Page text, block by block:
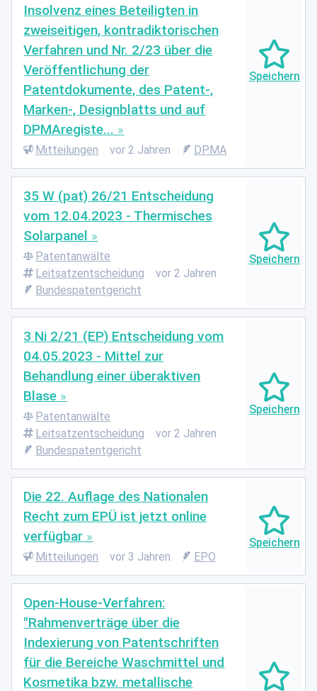
Insolvenz eines Beteiligten in
zweiseitigen, kontradiktorischen
Verfahren und Nr. 2/23 über die
Veröffentlichung der
Patentdokumente, des Patent-,
Marken-, Designblatts und auf
DPMAregiste...
Mitteilungen vor 2 Jahren DPMA
35 W (pat) 26/21 Entscheidung
vom 12.04.2023 - Thermisches
Solarpanel
Patentanwälte
Leitsatzentscheidung
vor 2 Jahren
Bundespatentgericht
3 Ni 2/21 (EP) Entscheidung vom
04.05.2023 - Mittel zur
Behandlung einer überaktiven
Blase
Patentanwälte
Leitsatzentscheidung
vor 2 Jahren
Bundespatentgericht
Die 22. Auflage des Nationalen
Recht zum EPÜ ist jetzt online
verfügbar
Mitteilungen vor 3 Jahren EPO
Open-House-Verfahren:
"Rahmenverträge über die
Indexierung von Patentschriften
für die Bereiche Waschmittel und
Kosmetika bzw. metallische